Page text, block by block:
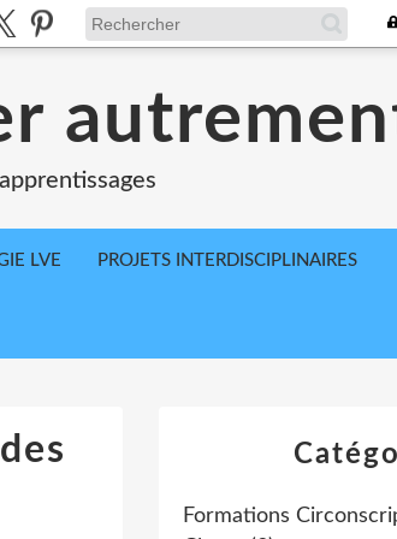
LVE PROJETS INTERDISCIPLINAIRES
Formations